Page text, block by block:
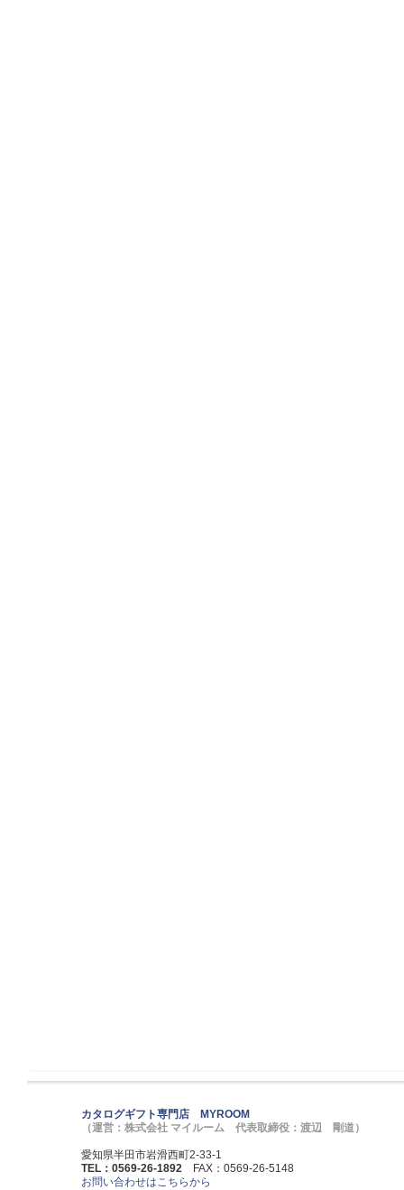
カタログギフト専門店 MYROOM
（運営：株式会社 マイルーム 代表取締役：渡辺 剛道）
愛知県半田市岩滑西町2-33-1
TEL：0569-26-1892 FAX：0569-26-5148
お問い合わせはこちらから